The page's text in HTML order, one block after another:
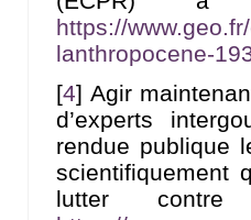
https://
lanthropocene-
[4] Agir
d’experts
rendue publique
scientifiquement
lutter